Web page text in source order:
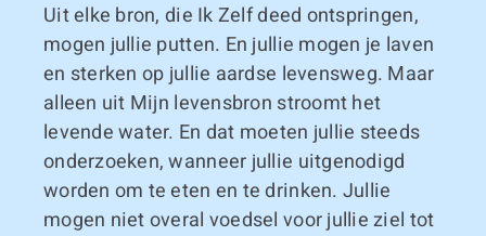
Uit elke bron, die Ik Zelf deed ontspringen,
mogen jullie putten. En jullie mogen je laven
en sterken op jullie aardse levensweg. Maar
alleen uit Mijn levensbron stroomt het
levende water. En dat moeten jullie steeds
onderzoeken, wanneer jullie uitgenodigd
worden om te eten en te drinken. Jullie
mogen niet overal voedsel voor jullie ziel tot